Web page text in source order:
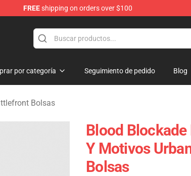
FREEshipping on orders over $100
Merchandise Store
por categoría Seguimiento de pedido Blog
Bolsas
Blood
Y Motivos
Bolsas